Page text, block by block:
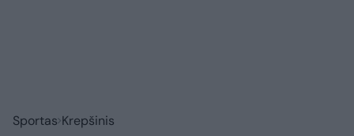
Sportas Krepšinis